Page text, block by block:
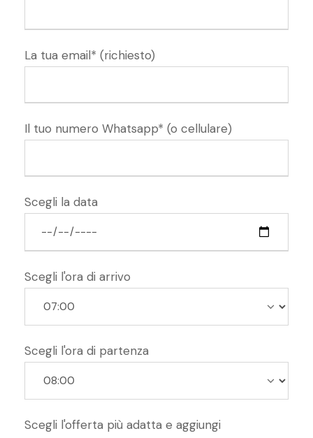
La tua email* (richiesto)
Il tuo numero Whatsapp* (o cellulare)
Scegli la data
Scegli l'ora di arrivo
Scegli l'ora di partenza
Scegli l'offerta più adatta e aggiungi